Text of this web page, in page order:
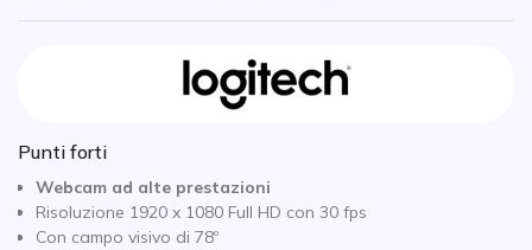
Punti forti
Webcam ad alte prestazioni
Risoluzione 1920 x 1080 Full HD con 30 fps
Con campo visivo di 78º